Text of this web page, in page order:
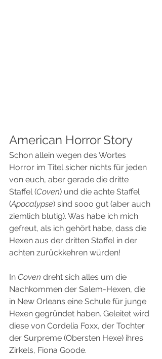
American Horror Story
Schon allein wegen des Wortes
Horror im Titel sicher nichts für jeden
von euch, aber gerade die dritte
Staffel (Coven) und die achte Staffel
(Apocalypse) sind sooo gut (aber auch
ziemlich blutig). Was habe ich mich
gefreut, als ich gehört habe, dass die
Hexen aus der dritten Staffel in der
achten zurückkehren würden!
In Coven dreht sich alles um die
Nachkommen der Salem-Hexen, die
in New Orleans eine Schule für junge
Hexen gegründet haben. Geleitet wird
diese von Cordelia Foxx, der Tochter
der Surpreme (Obersten Hexe) ihres
Zirkels, Fiona Goode.